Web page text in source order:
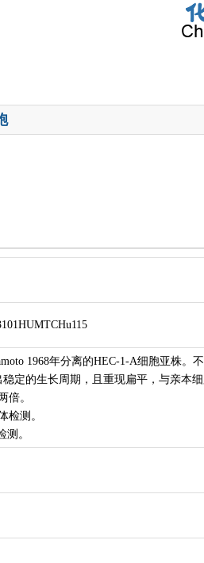
1968年分离的HEC-1-A细胞亚株。
稳定的生长周期，且重现扁平，与亲本
倍。
检测。
测。